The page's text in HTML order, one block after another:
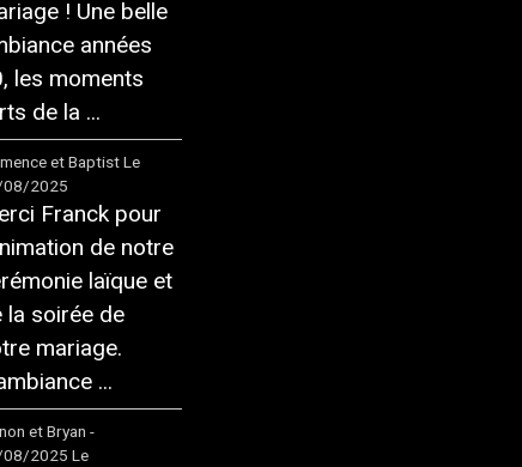
! Une belle
années
les moments
de la ...
et Baptist Le
2025
Franck pour
de notre
laïque et
la soirée de
mariage.
...
et Bryan -
2025 Le